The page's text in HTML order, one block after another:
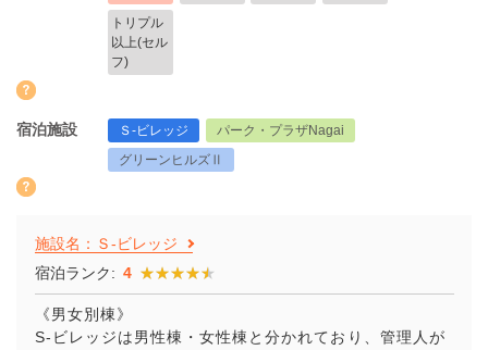
トリプル
以上(セル
フ)
宿泊施設 Ｓ-ビレッジ
パーク・プラザNagai
グリーンヒルズⅡ
施設名：Ｓ-ビレッジ
宿泊ランク: 4 ★★★★★
★★★★★
《男女別棟》
S-ビレッジは男性棟・女性棟と分かれており、管理人が